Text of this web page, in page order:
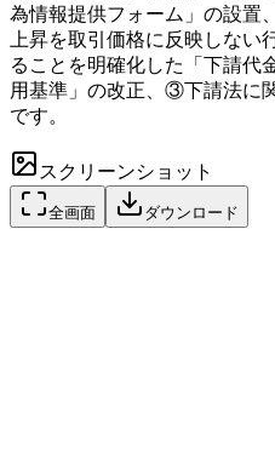
為情報提供フォーム」の設置
上昇を取引価格に反映しな
ることを明確化した「下請代
用基準」の改正、③下請法に
です。
スクリーンショット
全画面 ダウンロード